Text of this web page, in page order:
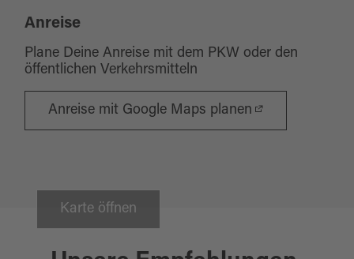
Anreise
Plane Deine Anreise mit dem PKW oder den
öffentlichen Verkehrsmitteln
Anreise mit Google Maps planen
Karte öffnen
Konnersreuth